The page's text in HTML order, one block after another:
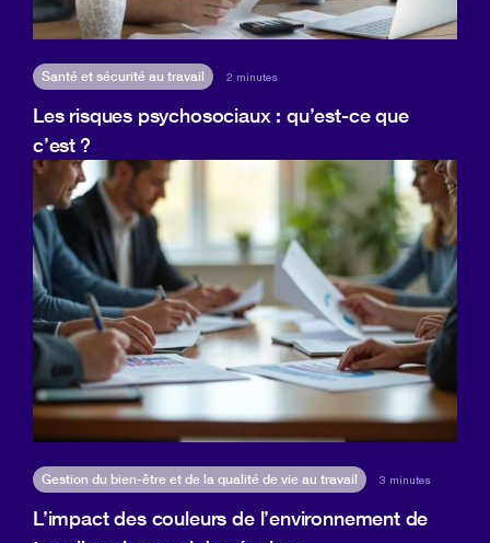
Santé et sécurité au travail 2 minutes
Les risques psychosociaux : qu’est-ce que
c’est ?
Gestion du bien-être et de la qualité de vie au travail 3 minutes
L’impact des couleurs de l’environnement de